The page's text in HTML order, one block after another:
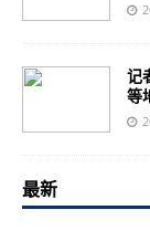
记
等
最新